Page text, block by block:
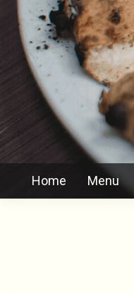
Home Menu